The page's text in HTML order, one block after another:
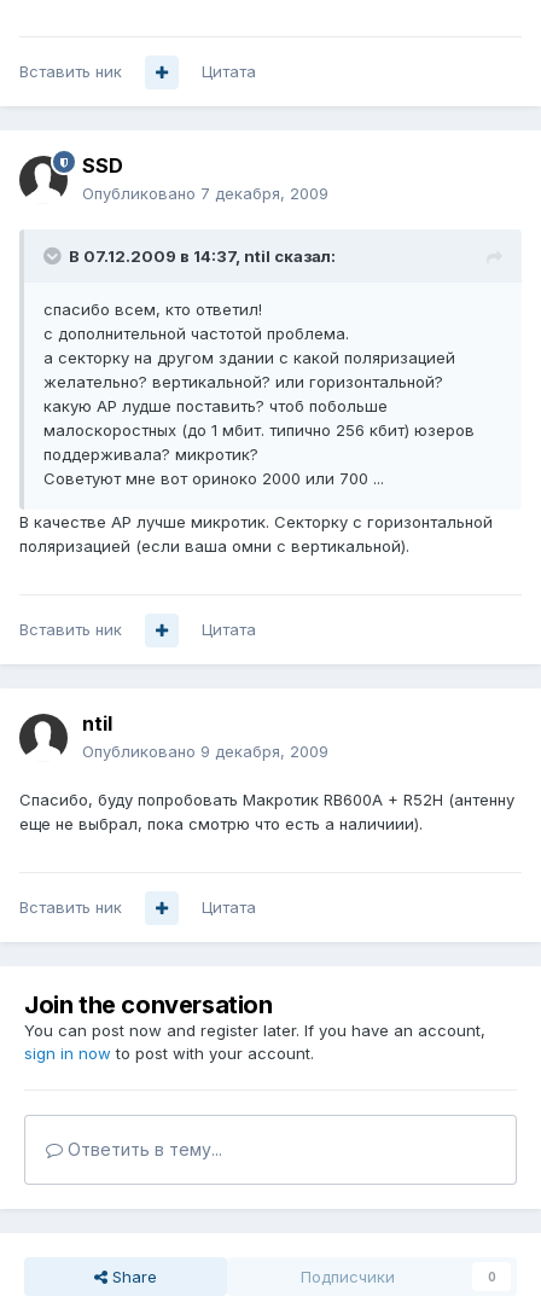
Вставить ник Цитата
SSD
Опубликовано 7 декабря, 2009
В 07.12.2009 в 14:37, ntil сказал:
спасибо всем, кто ответил!
с дополнительной частотой проблема.
а секторку на другом здании с какой поляризацией
желательно? вертикальной? или горизонтальной?
какую АР лудше поставить? чтоб побольше
малоскоростных (до 1 мбит. типично 256 кбит) юзеров
поддерживала? микротик?
Советуют мне вот ориноко 2000 или 700 ...
В качестве АР лучше микротик. Секторку с горизонтальной
поляризацией (если ваша омни с вертикальной).
Вставить ник Цитата
ntil
Опубликовано 9 декабря, 2009
Спасибо, буду попробовать Макротик RB600A + R52H (антенну
еще не выбрал, пока смотрю что есть а наличиии).
Вставить ник Цитата
Join the conversation
You can post now and register later. If you have an account,
sign in now to post with your account.
Ответить в тему...
Share Подписчики 0